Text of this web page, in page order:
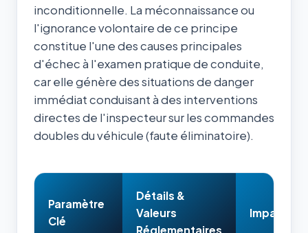
inconditionnelle. La méconnaissance ou
l'ignorance volontaire de ce principe
constitue l'une des causes principales
d'échec à l'examen pratique de conduite,
car elle génère des situations de danger
immédiat conduisant à des interventions
directes de l'inspecteur sur les commandes
doubles du véhicule (faute éliminatoire).
Paramètre
Clé
Détails &
Valeurs
Réglementaires
Impact &